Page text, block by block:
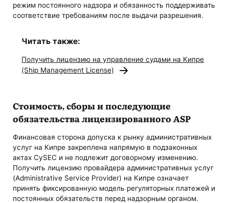
режим постоянного надзора и обязанность поддерживать
соответствие требованиям после выдачи разрешения.
Читать также:
Получить лицензию на управление судами на Кипре
(Ship Management License)
Стоимость, сборы и последующие
обязательства лицензированного ASP
Финансовая сторона допуска к рынку административных
услуг на Кипре закреплена напрямую в подзаконных
актах CySEC и не подлежит договорному изменению.
Получить лицензию провайдера административных услуг
(Administrative Service Provider) на Кипре означает
принять фиксированную модель регуляторных платежей и
постоянных обязательств перед надзорным органом.